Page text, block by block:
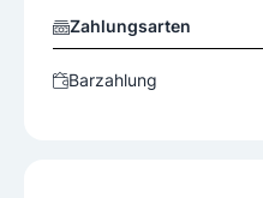
Zahlungsarten
Barzahlung